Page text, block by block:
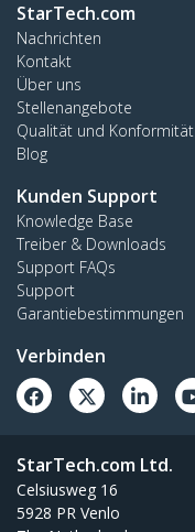
StarTech.com
Nachrichten
Kontakt
Über uns
Stellenangebote
Qualität und Konformität
Blog
Kunden Support
Knowledge Base
Treiber & Downloads
Support FAQs
Support
Garantiebestimmungen
Verbinden
StarTech.com Ltd.
Celsiusweg 16
5928 PR Venlo